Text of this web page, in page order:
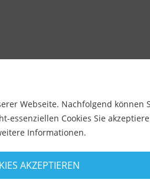
integriert.
anbringen.
Webseite. Nachfolgend können
essenziellen Cookies Sie
Informationen.
AKZEPTIEREN